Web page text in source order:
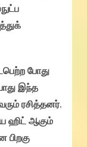
போது
இந்த
ரசித்தனர்.
ஹிட் ஆகும்